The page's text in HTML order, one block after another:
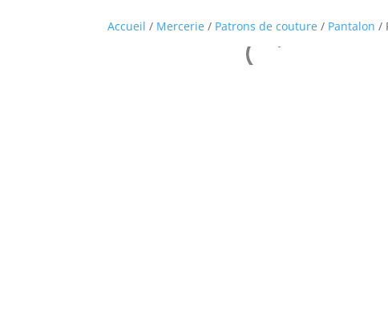
Accueil / Mercerie / Patrons de couture / Pantalon /